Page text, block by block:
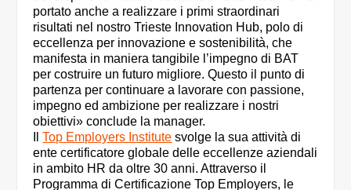
portato anche a realizzare i primi straordinari
risultati nel nostro Trieste Innovation Hub, polo di
eccellenza per innovazione e sostenibilità, che
manifesta in maniera tangibile l’impegno di BAT
per costruire un futuro migliore. Questo il punto di
partenza per continuare a lavorare con passione,
impegno ed ambizione per realizzare i nostri
obiettivi» conclude la manager.
IlTop Employers Institute svolge la sua attività di
ente certificatore globale delle eccellenze aziendali
in ambito HR da oltre 30 anni. Attraverso il
Programma di Certificazione Top Employers, le